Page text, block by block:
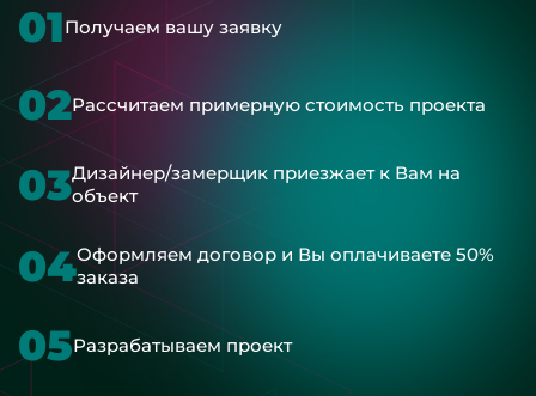
01Получаем вашу заявку
02Рассчитаем примерную стоимость проекта
03Дизайнер/замерщик приезжает к Вам на
объект
04Оформляем договор и Вы оплачиваете 50%
заказа
05Разрабатываем проект